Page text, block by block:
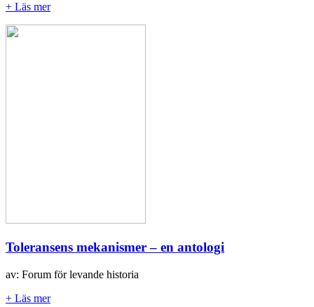
+ Läs mer
Toleransens mekanismer – en antologi
av: Forum för levande historia
+ Läs mer